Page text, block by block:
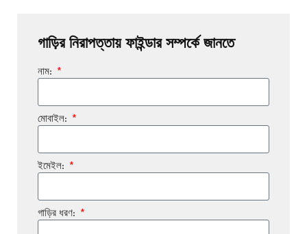
গাড়ির নিরাপত্তায় ফাইন্ডার সম্পর্কে জানতে
নাম:
মোবাইল:
ইমেইল:
গাড়ির ধরণ: